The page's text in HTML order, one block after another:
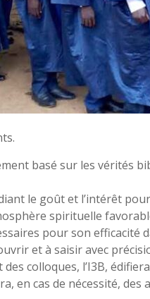
basé sur les vérités
le goût et l’intérêt
spirituelle
pour son efficacité
et à saisir avec
colloques, l’I3B,
en cas de nécessité,